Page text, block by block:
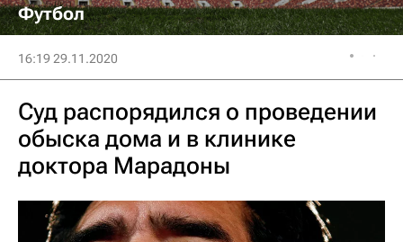
Футбол
16:19 29.11.2020
Суд распорядился о проведении
обыска дома и в клинике
доктора Марадоны